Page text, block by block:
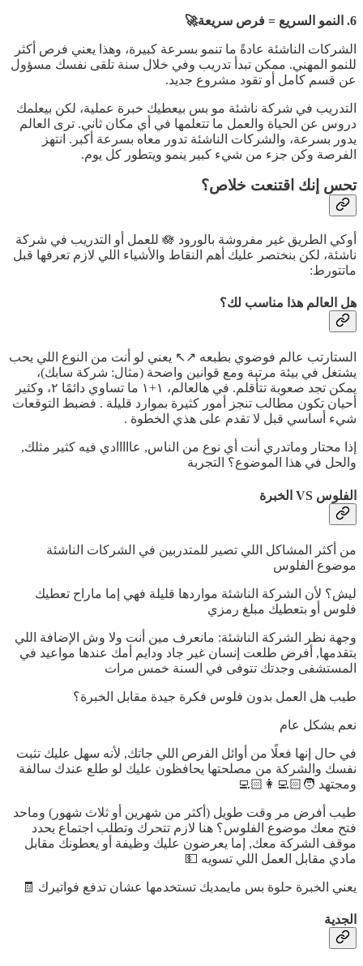
6. النمو السريع = فرص سريعة🚀
الشركات الناشئة عادةً ما تنمو بسرعة كبيرة، وهذا يعني فرص أكثر
للنمو المهني. ممكن تبدأ تدريب وفي خلال سنة تلقى نفسك مسؤول
عن قسم كامل أو تقود مشروع جديد.
التدريب في شركة ناشئة مو بس بيعطيك خبرة عملية، لكن بيعلمك
دروس عن الحياة والعمل ما تتعلمها في أي مكان ثاني. ترى العالم
يدور بسرعة، والشركات الناشئة تدور معاه بسرعة أكبر. انتهز
الفرصة وكن جزء من شيء كبير ينمو ويتطور كل يوم.
تحس إنك اقتنعت خلاص؟
أوكي الطريق غير مفروشة بالورود 🪷 للعمل أو التدريب في شركة
ناشئة، لكن بنختصر عليك أهم النقاط والأشياء اللي لازم تعرفها قبل
ماتتورط:
هل العالم هذا مناسب لك؟
الستارتب عالم فوضوي بطبعه ↗️↖️ يعني لو أنت من النوع اللي يحب
يشتغل في بيئة مرتبة ومع قوانين واضحة (مثال: شركة سابك)،
يمكن تجد صعوبة تتأقلم. في هالعالم، ١+١ ما تساوي دائمًا ٢، وكثير
أحيان تكون مطالب تنجز أمور كثيرة بموارد قليلة . فضبط التوقعات
شيء أساسي قبل لا تقدم على هذي الخطوة .
إذا محتار وماتدري أنت أي نوع من الناس, عااااادي فيه كثير مثلك,
والحل في هذا الموضوع؟ التجربة
الفلوس VS الخبرة
من أكثر المشاكل اللي تصير للمتدربين في الشركات الناشئة
موضوع الفلوس
ليش؟ لأن الشركة الناشئة مواردها قليلة فهي إما ماراح تعطيك
فلوس أو بتعطيك مبلغ رمزي
وجهة نظر الشركة الناشئة: مانعرف مين أنت ولا وش الإضافة اللي
بتقدمها, أفرض طلعت إنسان غير جاد ودايم أمك عندها مواعيد في
المستشفى وجدتك تتوفى في السنة خمس مرات
طيب هل العمل بدون فلوس فكرة جيدة مقابل الخبرة؟
نعم بشكل عام
في حال إنها فعلًا من أوائل الفرص اللي جاتك, لأنه سهل عليك تثبت
نفسك والشركة من مصلحتها يحافظون عليك لو طلع عندك سالفة
ومجتهد 🧑🏻‍💻👩🏻‍💻
طيب أفرض مر وقت طويل (أكثر من شهرين أو ثلاث شهور) وماحد
فتح معك موضوع الفلوس؟ هنا لازم تتحرك وتطلب اجتماع يحدد
موقف الشركة معك, إما يعرضون عليك وظيفة أو يعطونك مقابل
مادي مقابل العمل اللي تسويه 💵
يعني الخبرة حلوة بس مايمديك تستخدمها عشان تدفع فواتيرك 🧾
الجدية